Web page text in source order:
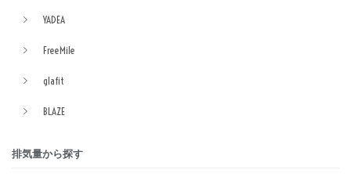
YADEA
FreeMile
glafit
BLAZE
排気量から探す